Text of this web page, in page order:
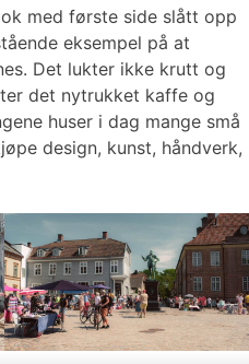
med første side slått opp
eksempel på at
Det lukter ikke krutt og
det nytrukket kaffe og
huser i dag mange små
design, kunst, håndverk,